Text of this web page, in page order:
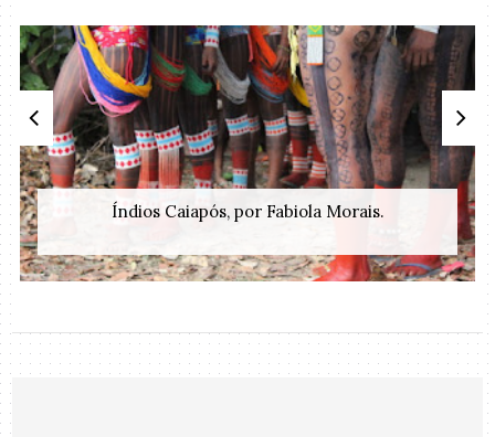
Índios Caiapós, por Fabiola Morais.